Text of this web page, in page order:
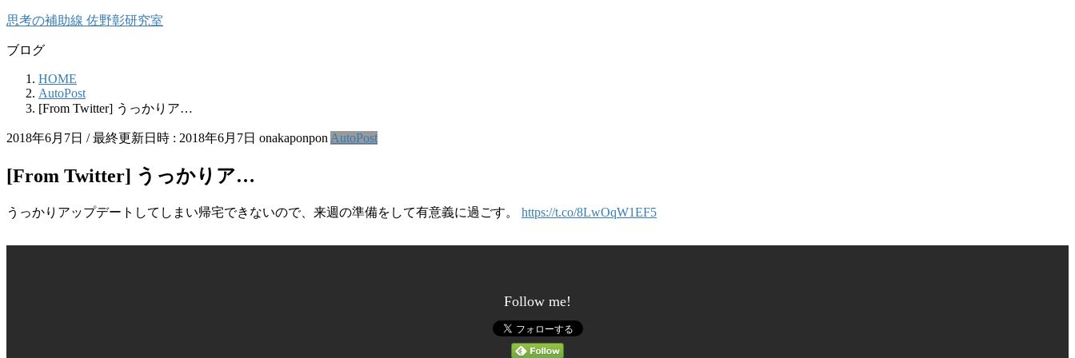
コ
テ
キ
プ
ナ
ゲ
に
動
思考の補助線 佐野彰研究室
ブログ
HOME
AutoPost
[From Twitter] うっかりア…
2018年6月7日 / 最終更新日時 : 2018年6月7日 onakaponpon AutoPost
[From Twitter] うっかりア…
うっかりアップデートしてしまい帰宅できないので、来週の準備をして有意義に過ごす。 https://t.co/8LwOqW1EF5
Follow me!